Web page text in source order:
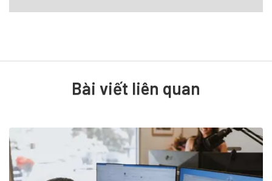
Bài viết liên quan